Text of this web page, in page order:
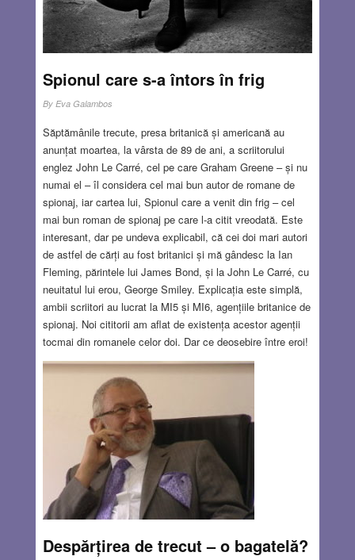
Doilea Război Mondial.
Read more…
DEC 24, 2020 7 COMMENTS
Spionul care s-a întors în frig
By Eva Galambos
Săptămânile trecute, presa britanică și americană au
anunțat moartea, la vârsta de 89 de ani, a scriitorului
englez John Le Carré, cel pe care Graham Greene – și nu
numai el – îl considera cel mai bun autor de romane de
spionaj, iar cartea lui, Spionul care a venit din frig – cel
mai bun roman de spionaj pe care l-a citit vreodată. Este
interesant, dar pe undeva explicabil, că cei doi mari autori
de astfel de cărți au fost britanici și mă gândesc la Ian
Fleming, părintele lui James Bond, și la John Le Carré, cu
neuitatul lui erou, George Smiley. Explicația este simplă,
ambii scriitori au lucrat la MI5 și MI6, agențiile britanice de
spionaj. Noi cititorii am aflat de existența acestor agenții
tocmai din romanele celor doi. Dar ce deosebire între eroi!
James Bond este întruchiparea macho-ului, bărbat frumos,
îndrăzneț, carismatic, cu succes la femei, care scapă din
încurcături folosind forța fizică, armele și… șarmul său.
Bond iese întotdeauna învingător, indiferent de situațiile în
care se trezește, în mijlocul lumii fantastice a dușmanilor
săi. La John Le Carré lucrurile se petrec altfel. Suntem în
lumea reală, nu a basmului și confruntarea între inamici –
spionajul britanic și spionajul sovietic (romanele dinainte
de 1990 au această tematică) nu este exact între bine și
rău, ci între abilități. Ceea ce i s-a reproșat lui Le Carré a
tabere.
Read more…
Despărțirea de trecut – o bagatelă?